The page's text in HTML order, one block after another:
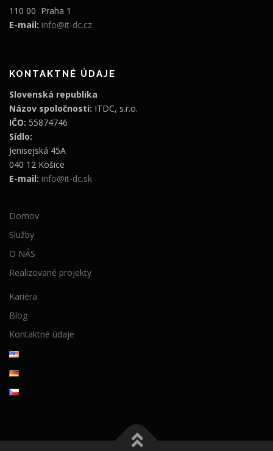
110 00 Praha 1
E-mail: info@it-dc.cz
KONTAKTNÉ ÚDAJE
Slovenská republika
Názov spoločnosti: ITDC, s.r.o.
IČO: 55874746
Sídlo:
Jenisejská 45A
040 12 Košice
E-mail: info@it-dc.sk
Domov
Služby
O NÁS
Realizované projekty
Kariéra
Blog
Kontaktné údaje